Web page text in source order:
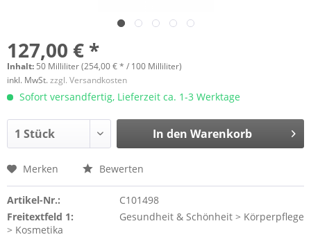
127,00 € *
Inhalt: 50 Milliliter (254,00 € * / 100 Milliliter)
inkl. MwSt.zzgl. Versandkosten
Sofort versandfertig, Lieferzeit ca. 1-3 Werktage
In den Warenkorb
Merken Bewerten
Artikel-Nr.:
C101498
Freitextfeld 1:
Gesundheit & Schönheit > Körperpflege
> Kosmetika